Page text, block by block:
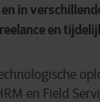
in
en
en Field